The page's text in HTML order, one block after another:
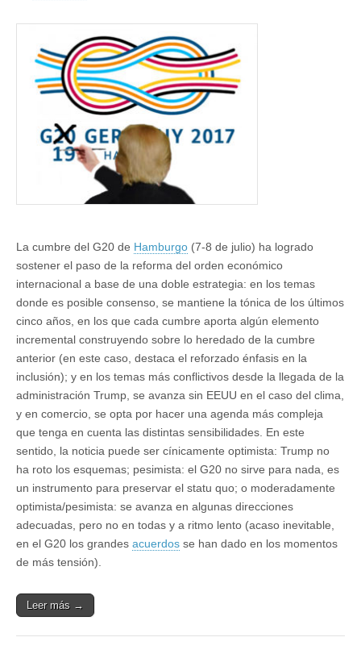
La cumbre del G20 de Hamburgo (7-8 de julio) ha logrado
sostener el paso de la reforma del orden económico
internacional a base de una doble estrategia: en los temas
donde es posible consenso, se mantiene la tónica de los últimos
cinco años, en los que cada cumbre aporta algún elemento
incremental construyendo sobre lo heredado de la cumbre
anterior (en este caso, destaca el reforzado énfasis en la
inclusión); y en los temas más conflictivos desde la llegada de la
administración Trump, se avanza sin EEUU en el caso del clima,
y en comercio, se opta por hacer una agenda más compleja
que tenga en cuenta las distintas sensibilidades. En este
sentido, la noticia puede ser cínicamente optimista: Trump no
ha roto los esquemas; pesimista: el G20 no sirve para nada, es
un instrumento para preservar el statu quo; o moderadamente
optimista/pesimista: se avanza en algunas direcciones
adecuadas, pero no en todas y a ritmo lento (acaso inevitable,
en el G20 los grandes acuerdos se han dado en los momentos
de más tensión).
Leer más →